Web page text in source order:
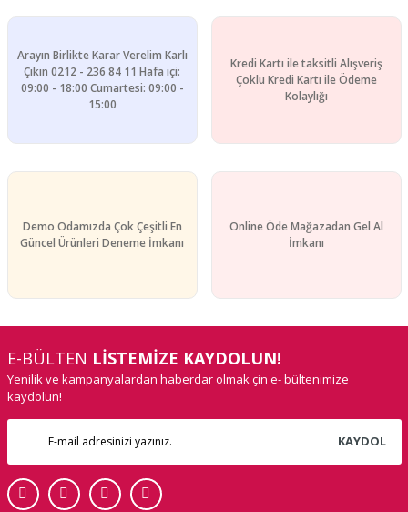
Arayın Birlikte Karar Verelim Karlı
Çıkın 0212 - 236 84 11 Hafa içi:
09:00 - 18:00 Cumartesi: 09:00 -
15:00
Kredi Kartı ile taksitli Alışveriş
Çoklu Kredi Kartı ile Ödeme
Kolaylığı
Demo Odamızda Çok Çeşitli En
Güncel Ürünleri Deneme İmkanı
Online Öde Mağazadan Gel Al
İmkanı
E-BÜLTEN LİSTEMİZE KAYDOLUN!
Yenilik ve kampanyalardan haberdar olmak çin e- bültenimize
kaydolun!
KAYDOL